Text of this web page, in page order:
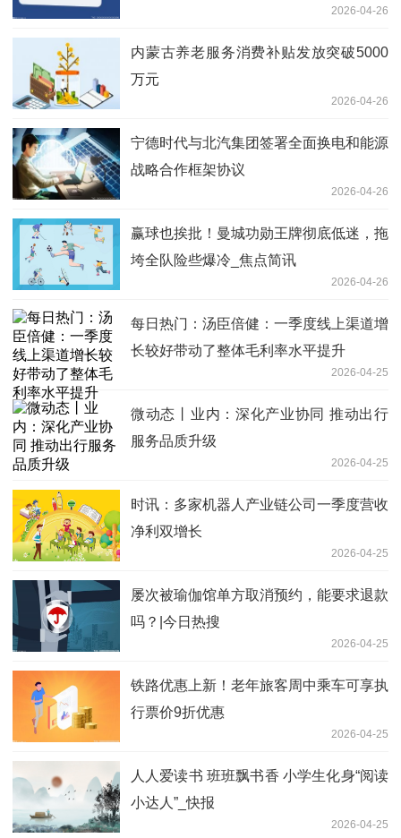
2026-04-26
内蒙古养老服务消费补贴发放突破5000
万元
2026-04-26
宁德时代与北汽集团签署全面换电和能源
战略合作框架协议
2026-04-26
赢球也挨批！曼城功勋王牌彻底低迷，拖
垮全队险些爆冷_焦点简讯
2026-04-26
每日热门：汤臣倍健：一季度线上渠道增
长较好带动了整体毛利率水平提升
2026-04-25
微动态丨业内：深化产业协同 推动出行
服务品质升级
2026-04-25
时讯：多家机器人产业链公司一季度营收
净利双增长
2026-04-25
屡次被瑜伽馆单方取消预约，能要求退款
吗？|今日热搜
2026-04-25
铁路优惠上新！老年旅客周中乘车可享执
行票价9折优惠
2026-04-25
人人爱读书 班班飘书香 小学生化身“阅读
小达人”_快报
2026-04-25